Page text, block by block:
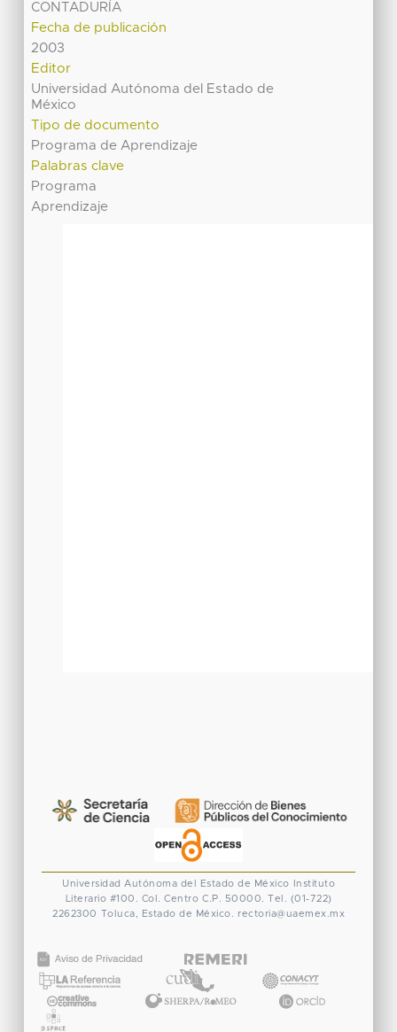
CONTADURÍA
Fecha de publicación
2003
Editor
Universidad Autónoma del Estado de
México
Tipo de documento
Programa de Aprendizaje
Palabras clave
Programa
Aprendizaje
Universidad Autónoma del Estado de México
Instituto
Literario #100. Col. Centro C.P. 50000. Tel. (01-722)
2262300 Toluca, Estado de México. rectoria@uaemex.mx